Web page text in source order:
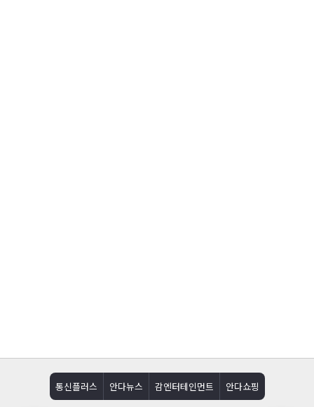
통신플러스 안다뉴스 감엔터테인먼트 안다쇼핑